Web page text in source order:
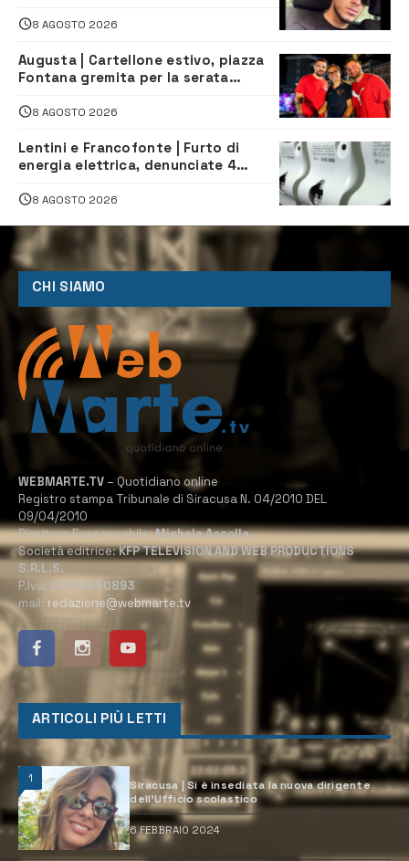
8 AGOSTO 2026
Augusta | Cartellone estivo, piazza
Fontana gremita per la serata
8 AGOSTO 2026
Lentini e Francofonte | Furto di
energia elettrica, denunciate 4
8 AGOSTO 2026
CHI SIAMO
WEBMARTE.TV – Quotidiano online
Registro stampa Tribunale di Siracusa N. 04/2010 DEL
09/04/2010
Direttore Responsabile:Michele Accolla
Società editrice:KFP TELEVISION AND WEB PRODUCTIONS
S.R.L.S.
P.Iva: 02184950893
mail: redazione@webmarte.tv
ARTICOLI PIÙ LETTI
1
Siracusa | Si è insediata la nuova dirigente
dell’Ufficio scolastico
6 FEBBRAIO 2024